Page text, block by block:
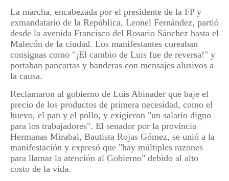
La marcha, encabezada por el presidente de la FP y
exmandatario de la República, Leonel Fernández, partió
desde la avenida Francisco del Rosario Sánchez hasta el
Malecón de la ciudad. Los manifestantes coreaban
consignas como "¡El cambio de Luis fue de reversa!" y
portaban pancartas y banderas con mensajes alusivos a
la causa.
Reclamaron al gobierno de Luis Abinader que baje el
precio de los productos de primera necesidad, como el
huevo, el pan y el pollo, y exigieron "un salario digno
para los trabajadores". El senador por la provincia
Hermanas Mirabal, Bautista Rojas Gómez, se unió a la
manifestación y expresó que "hay múltiples razones
para llamar la atención al Gobierno" debido al alto
costo de la vida.